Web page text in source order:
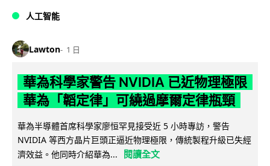
人工智能
Lawton 1 日
華為科學家警告 NVIDIA 已近物理極限
華為「韜定律」可繞過摩爾定律瓶頸
華為半導體首席科學家廖恒罕見接受近 5 小時專訪，警告
NVIDIA 等西方晶片巨頭正逼近物理極限，傳統製程升級已失經
濟效益。他同時介紹華為...
閱讀全文